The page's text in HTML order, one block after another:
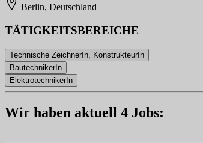
Berlin, Deutschland
TÄTIGKEITSBEREICHE
Technische ZeichnerIn, KonstrukteurIn
BautechnikerIn
ElektrotechnikerIn
Wir haben aktuell 4 Jobs: